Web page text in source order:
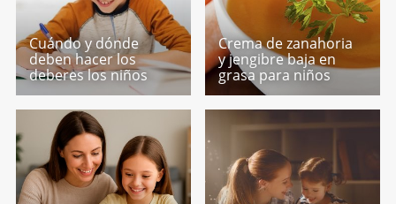
Cuándo y dónde
deben hacer los
deberes los niños
Crema de zanahoria
y jengibre baja en
grasa para niños